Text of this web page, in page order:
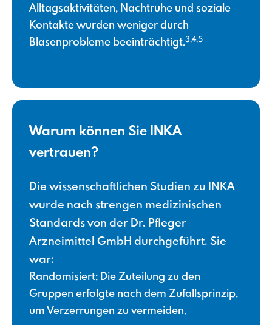
Alltagsaktivitäten, Nachtruhe und soziale
Kontakte wurden weniger durch
Blasenprobleme beeinträchtigt.3,4,5
Warum können Sie INKA
vertrauen?
Die wissenschaftlichen Studien zu INKA
wurde nach strengen medizinischen
Standards von der Dr. Pfleger
Arzneimittel GmbH durchgeführt. Sie
war:
Randomisiert: Die Zuteilung zu den
Gruppen erfolgte nach dem Zufallsprinzip,
um Verzerrungen zu vermeiden.